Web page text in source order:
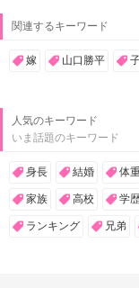
関連するキーワード
嫁 山口勝平
人気のキーワード
いま話題のキーワード
身長 結婚 体
家族 高校 学
ランキング 兄弟